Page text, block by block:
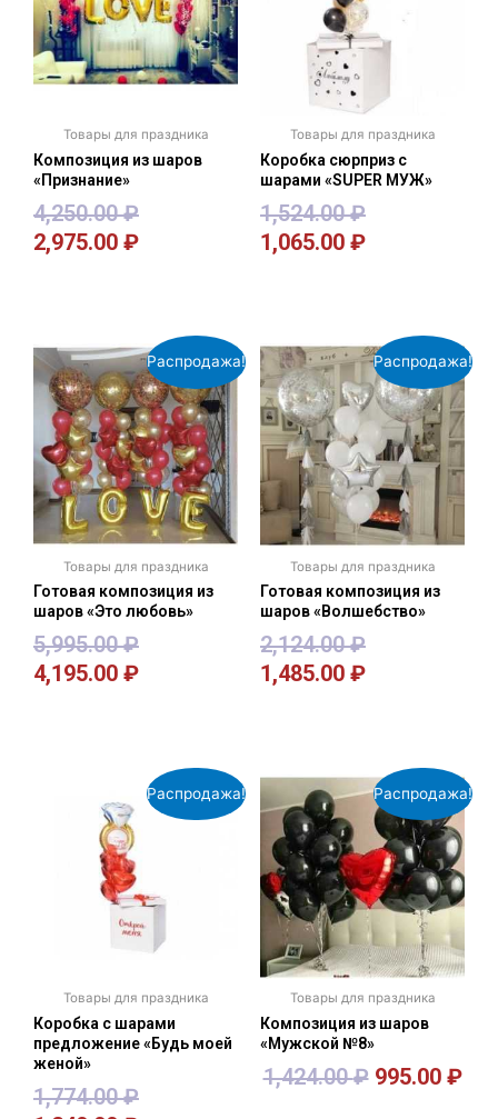
Товары для праздника
Композиция из шаров
«Признание»
4,250.00₽
2,975.00 ₽
Товары для праздника
Коробка сюрприз с
шарами «SUPER МУЖ»
1,524.00₽
1,065.00 ₽
Распродажа!
Товары для праздника
Готовая композиция из
шаров «Это любовь»
5,995.00₽
4,195.00 ₽
Распродажа!
Товары для праздника
Готовая композиция из
шаров «Волшебство»
2,124.00₽
1,485.00 ₽
Распродажа!
Товары для праздника
Коробка с шарами
предложение «Будь моей
женой»
1,774.00₽
Распродажа!
Товары для праздника
Композиция из шаров
«Мужской №8»
1,424.00₽ 995.00 ₽